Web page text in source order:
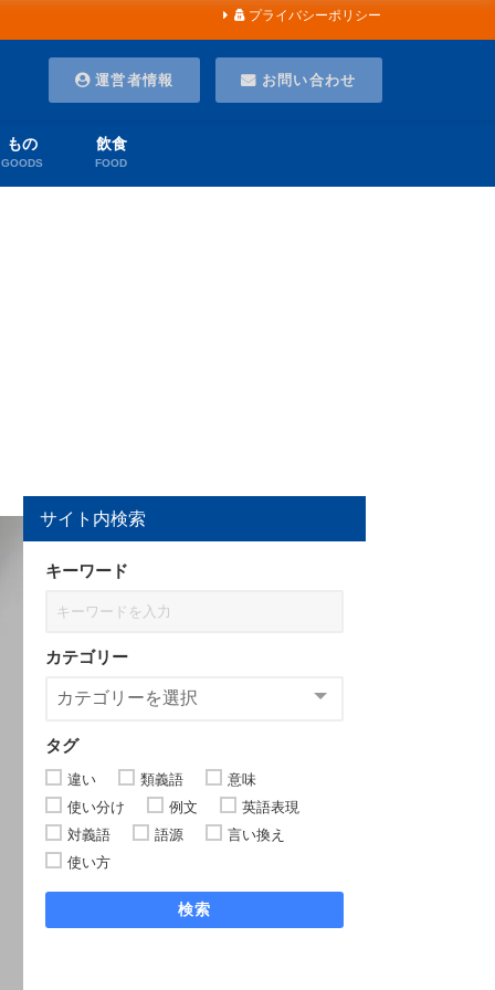
プライバシーポリシー
運営者情報 お問い合わせ
もの
GOODS
飲食
FOOD
サイト内検索
キーワード
カテゴリー
タグ
違い 類義語
意味
使い分け
例文
英語表現
対義語
語源
言い換え
使い方
検索